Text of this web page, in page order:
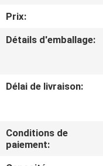
VISITE
D'USINE
CONTRÔLE
QUALITÉ
Prix:
Détails d'emballage:
Délai de livraison:
Conditions de
paiement: